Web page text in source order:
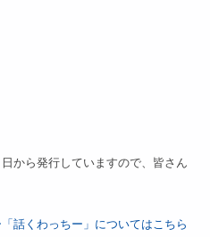
から発行していますので、皆さん
話くわっちー」についてはこちら